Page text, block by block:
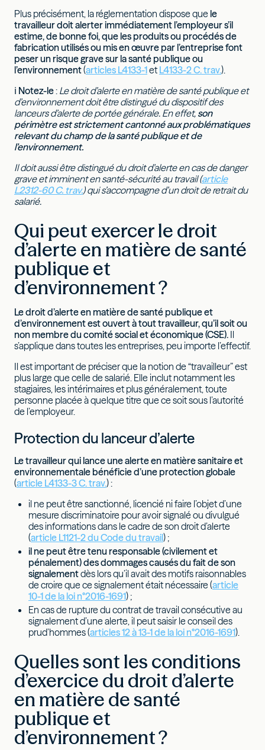
Plus précisément, la réglementation dispose que le
travailleur doit alerter immédiatement l’employeur s’il
estime, de bonne foi, que les produits ou procédés de
fabrication utilisés ou mis en œuvre par l’entreprise font
peser un risque grave sur la santé publique ou
l’environnement(articles L4133-1et L4133-2 C. trav.).
ℹ Notez-le: Le droit d’alerte en matière de santé publique et
d’environnement doit être distingué du dispositif des
lanceurs d’alerte de portée générale. En effet, son
périmètre est strictement cantonné aux problématiques
relevant du champ de la santé publique et de
l’environnement.
Il doit aussi être distingué du droit d’alerte en cas de danger
grave et imminent en santé-sécurité au travail (article
L2312-60 C. trav.) qui s’accompagne d’un droit de retrait du
salarié.
Qui peut exercer le droit
d’alerte en matière de santé
publique et
d’environnement ?
Le droit d’alerte en matière de santé publique et
d’environnement est ouvert à tout travailleur, qu’il soit ou
non membre du comité social et économique (CSE). Il
s’applique dans toutes les entreprises, peu importe l’effectif.
Il est important de préciser que la notion de “travailleur” est
plus large que celle de salarié. Elle inclut notamment les
stagiaires, les intérimaires et plus généralement, toute
personne placée à quelque titre que ce soit sous l’autorité
de l’employeur.
Protection du lanceur d’alerte
Le travailleur qui lance une alerte en matière sanitaire et
environnementale bénéficie d’une protection globale
(article L4133-3 C. trav.) :
il ne peut être sanctionné, licencié ni faire l’objet d’une
mesure discriminatoire pour avoir signalé ou divulgué
des informations dans le cadre de son droit d’alerte
(article L1121-2 du Code du travail) ;
il ne peut être tenu responsable (civilement et
pénalement) des dommages causés du fait de son
signalementdès lors qu’il avait des motifs raisonnables
de croire que ce signalement était nécessaire (article
10-1 de la loi n°2016-1691) ;
En cas de rupture du contrat de travail consécutive au
signalement d’une alerte, il peut saisir le conseil des
prud’hommes (articles 12 à 13-1 de la loi n°2016-1691).
Quelles sont les conditions
d’exercice du droit d’alerte
en matière de santé
publique et
d’environnement ?